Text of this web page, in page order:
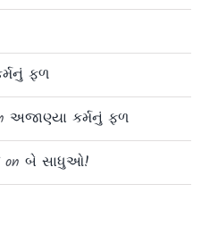
ફળ
અજાણ્યા કર્મનું ફળ
on બે સાધુઓ!